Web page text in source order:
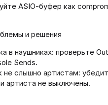
ASIO‑буфер как
и решения
в наушниках: проверьте
Sends.
не слышно артистам:
артиста не выключены.